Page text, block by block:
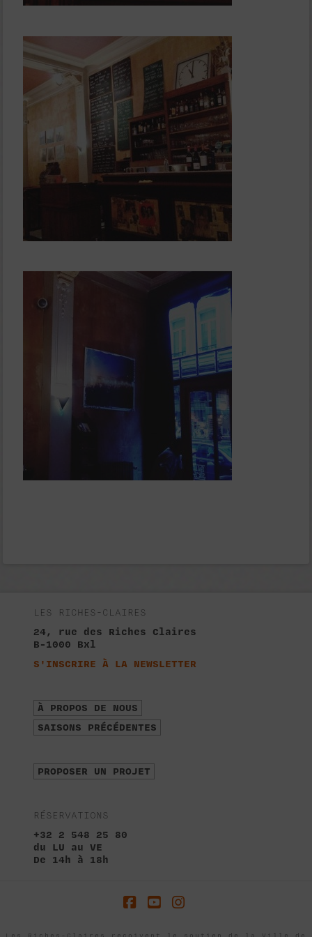
LES RICHES-CLAIRES
24, rue des Riches Claires
B-1000 Bxl
S'INSCRIRE À LA NEWSLETTER
À PROPOS DE NOUS
SAISONS PRÉCÉDENTES
PROPOSER UN PROJET
RÉSERVATIONS
+32 2 548 25 80
du LU au VE
De 14h à 18h